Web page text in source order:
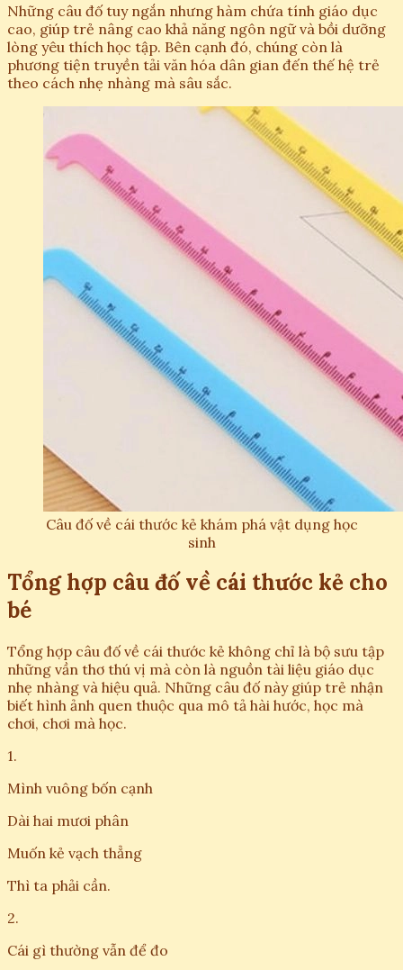
Những câu đố tuy ngắn nhưng hàm chứa tính giáo dục
cao, giúp trẻ nâng cao khả năng ngôn ngữ và bồi dưỡng
lòng yêu thích học tập. Bên cạnh đó, chúng còn là
phương tiện truyền tải văn hóa dân gian đến thế hệ trẻ
theo cách nhẹ nhàng mà sâu sắc.
Câu đố về cái thước kẻ khám phá vật dụng học
sinh
Tổng hợp câu đố về cái thước kẻ cho
bé
Tổng hợp câu đố về cái thước kẻ không chỉ là bộ sưu tập
những vần thơ thú vị mà còn là nguồn tài liệu giáo dục
nhẹ nhàng và hiệu quả. Những câu đố này giúp trẻ nhận
biết hình ảnh quen thuộc qua mô tả hài hước, học mà
chơi, chơi mà học.
1.
Mình vuông bốn cạnh
Dài hai mươi phân
Muốn kẻ vạch thẳng
Thì ta phải cần.
2.
Cái gì thường vẫn để đo